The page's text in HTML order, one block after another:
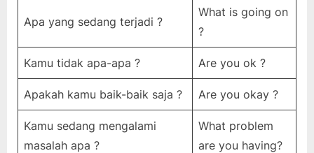
Apa yang sedang terjadi ?
What is going on
?
Kamu tidak apa-apa ? Are you ok ?
Apakah kamu baik-baik saja ? Are you okay ?
Kamu sedang mengalami
masalah apa ?
What problem
are you having?